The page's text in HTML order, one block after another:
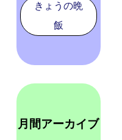
きょうの晩
飯
月間アーカイブ